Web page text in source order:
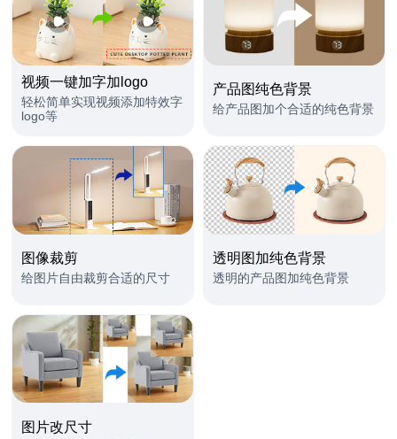
视频一键加字加logo
轻松简单实现视频添加特效字
logo等
产品图纯色背景
给产品图加个合适的纯色背景 ​
图像裁剪
给图片自由裁剪合适的尺寸
透明图加纯色背景
透明的产品图加纯色背景
图片改尺寸